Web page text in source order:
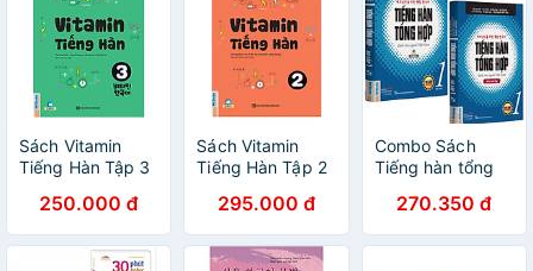
Sách Vitamin
Tiếng Hàn Tập 3
250.000 đ
Sách Vitamin
Tiếng Hàn Tập 2
295.000 đ
Combo Sách
Tiếng hàn tổng
người Việt Nam -
Sơ cấp 1 (Bản 4
màu)
270.350 đ